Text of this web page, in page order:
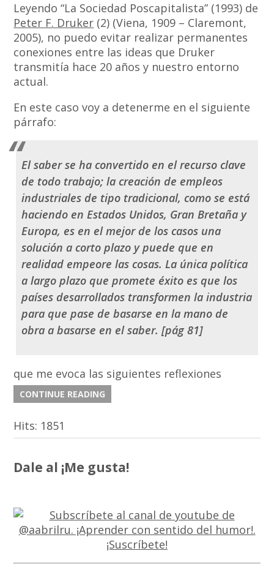
Leyendo “La Sociedad Poscapitalista” (1993) de
Peter F. Druker (2) (Viena, 1909 – Claremont,
2005), no puedo evitar realizar permanentes
conexiones entre las ideas que Druker
transmitía hace 20 años y nuestro entorno
actual.
En este caso voy a detenerme en el siguiente
párrafo:
El saber se ha convertido en el recurso clave
de todo trabajo; la creación de empleos
industrialesde tipo tradicional, como se está
haciendo en Estados Unidos, Gran Bretaña y
Europa, es en el mejor de los casos una
solución a corto plazo y puede que en
realidad empeore las cosas. La única política
a largo plazo que promete éxito es que los
países desarrollados transformen la industria
para que pase de basarse en la mano de
obraa basarse en elsaber. [pág 81]
que me evoca las siguientes reflexiones
CONTINUE READING
Hits: 1851
Dale al ¡Me gusta!